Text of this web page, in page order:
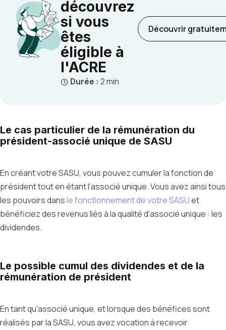
découvrez
si vous
êtes
éligible à
l'ACRE
Durée : 2 min
Découvrir
Le cas particulier de la rémunération du
président-associé unique de SASU
En créant votre SASU, vous pouvez cumuler la fonction de
président tout en étant l'associé unique. Vous avez ainsi tous
les pouvoirs dansle fonctionnement de votre SASUet
bénéficiez des revenus liés à la qualité d'associé unique : les
dividendes.
Le possible cumul des dividendes et de la
rémunération de président
En tant qu'associé unique, et lorsque des bénéfices sont
réalisés par la SASU, vous avez vocation à recevoir